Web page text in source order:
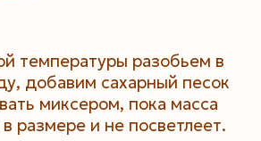
температуры разобьем в
добавим сахарный песок
миксером, пока масса
размере и не посветлеет.